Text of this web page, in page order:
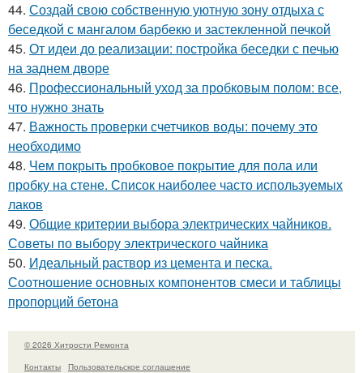
44. Создай свою собственную уютную зону отдыха с
беседкой с мангалом барбекю и застекленной печкой
45. От идеи до реализации: постройка беседки с печью
на заднем дворе
46. Профессиональный уход за пробковым полом: все,
что нужно знать
47. Важность проверки счетчиков воды: почему это
необходимо
48. Чем покрыть пробковое покрытие для пола или
пробку на стене. Список наиболее часто используемых
лаков
49. Общие критерии выбора электрических чайников.
Советы по выбору электрического чайника
50. Идеальный раствор из цемента и песка.
Соотношение основных компонентов смеси и таблицы
пропорций бетона
© 2026 Хитрости Ремонта
Контакты
Пользовательское соглашение